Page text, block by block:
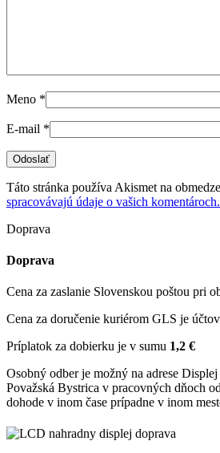
Meno *
E-mail *
Táto stránka používa Akismet na
spracovávajú údaje o vašich komentároch.
Doprava
Doprava
Cena za zaslanie Slovenskou poštou pri
Cena za doručenie kuriérom GLS je
Príplatok za dobierku je v sumu 1,2 €
Osobný odber je možný na adrese
Považská Bystrica v pracovných dňoch
dohode v inom čase prípadne v inom